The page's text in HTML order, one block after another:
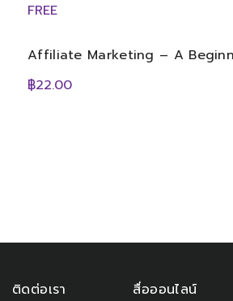
FREE
Affiliate Marketing – A
฿22.00
ติดต่อเรา สื่อออนไลน์